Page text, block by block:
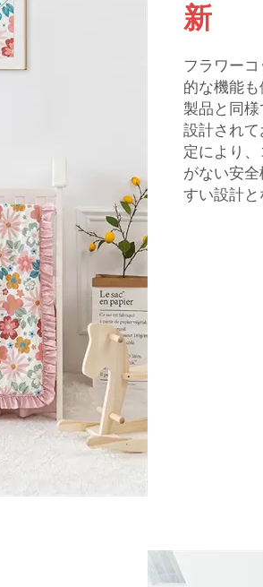
新
フラワー
的な機能
製品と同
設計され
定により
がない安
すい設計と